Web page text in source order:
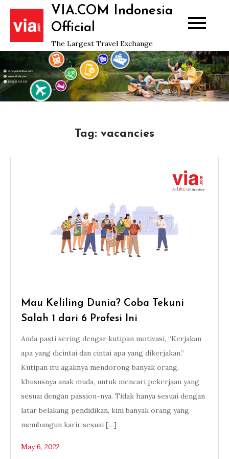
Skip
content
VIA.COM Indonesia
Official
The Largest Travel Exchange
Tag: vacancies
Mau Keliling Dunia? Coba Tekuni
Salah 1 dari 6 Profesi Ini
Anda pasti sering dengar kutipan motivasi, “Kerjakan
apa yang dicintai dan cintai apa yang dikerjakan.”
Kutipan itu agaknya mendorong banyak orang,
khususnya anak muda, untuk mencari pekerjaan yang
sesuai dengan passion­-nya. Tidak hanya sesuai dengan
latar belakang pendidikan, kini banyak orang yang
membangun karir sesuai […]
May 6, 2022